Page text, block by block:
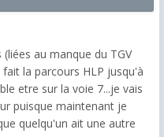
au manque du TGV
la parcours HLP jusqu'à
etre sur la voie 7...je vais
puisque maintenant je
quelqu'un ait une autre